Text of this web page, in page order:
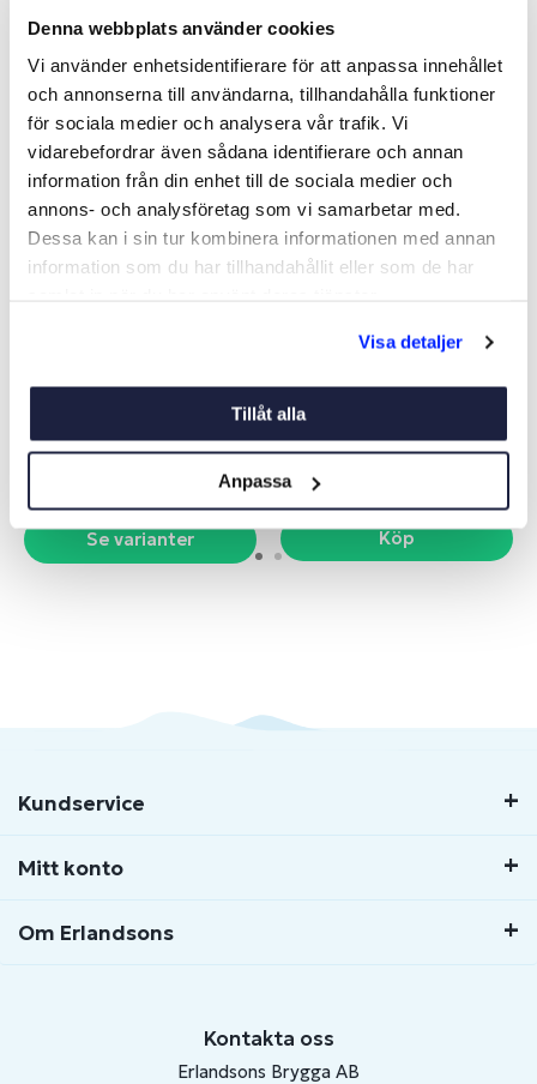
Denna webbplats använder cookies
Vi använder enhetsidentifierare för att anpassa innehållet
och annonserna till användarna, tillhandahålla funktioner
för sociala medier och analysera vår trafik. Vi
vidarebefordrar även sådana identifierare och annan
information från din enhet till de sociala medier och
annons- och analysföretag som vi samarbetar med.
Dessa kan i sin tur kombinera informationen med annan
information som du har tillhandahållit eller som de har
Visa detaljer
Tillåt alla
Anpassa
Art nr:
Se varianter
BOKSTAV/SIFFRA 9 CM
Köp
Kundservice
Mitt konto
Om Erlandsons
Kontakta oss
Erlandsons Brygga AB